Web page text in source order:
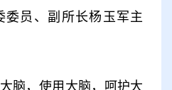
委员、副所长杨玉军主
，使用大脑，呵护大